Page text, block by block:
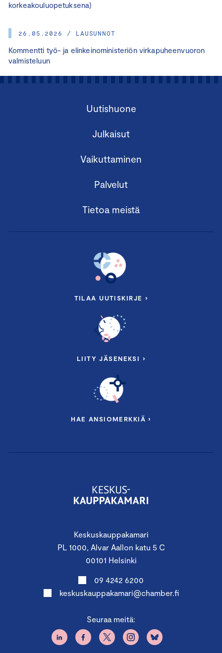
korkeakouluopetuksena)
26.05.2026 / LAUSUNNOT
Kommentti työ- ja elinkeinoministeriön virkapuheenvuoron
valmisteluun
Keskuskauppakamari
PL 1000, Alvar Aallon katu 5 C
00101 Helsinki
09 4242 6200
keskuskauppakamari@chamber.fi
Seuraa meitä:
Uutishuone
Julkaisut
Vaikuttaminen
Palvelut
Tietoa meistä
TILAA UUTISKIRJE ›
LIITY JÄSENEKSI ›
HAE ANSIOMERKKIÄ ›